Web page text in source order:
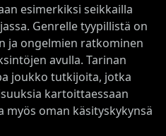
esimerkiksi seikkailla
Genrelle tyypillistä on
ja ongelmien ratkominen
avulla. Tarinan
joukko tutkijoita, jotka
kartoittaessaan
oman käsityskykynsä